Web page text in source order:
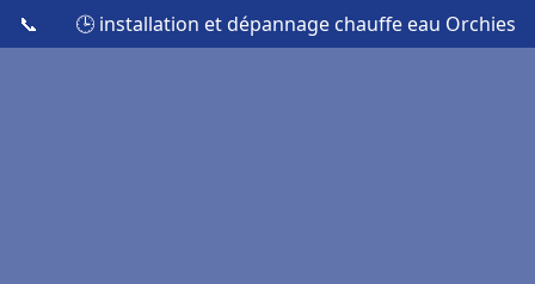
📞 🕒 installation et dépannage chauffe eau Orchies